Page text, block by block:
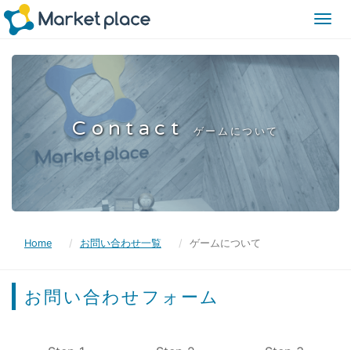
Contact ゲームについて
Home お問い合わせ一覧 ゲームについて
お問い合わせフォーム